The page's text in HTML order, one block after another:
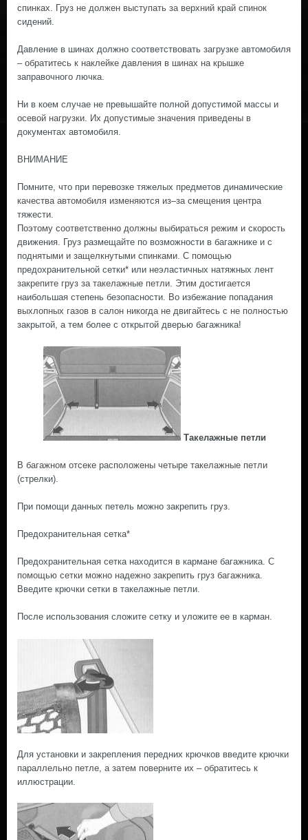
спинках. Груз не должен выступать за верхний край спинок
сидений.
Давление в шинах должно соответствовать загрузке автомобиля
– обратитесь к наклейке давления в шинах на крышке
заправочного лючка.
Ни в коем случае не превышайте полной допустимой массы и
осевой нагрузки. Их допустимые значения приведены в
документах автомобиля.
ВНИМАНИЕ
Помните, что при перевозке тяжелых предметов динамические
качества автомобиля изменяются из–за смещения центра
тяжести.
Поэтому соответственно должны выбираться режим и скорость
движения. Груз размещайте по возможности в багажнике и с
поднятыми и защелкнутыми спинками. С помощью
предохранительной сетки* или неэластичных натяжных лент
закрепите груз за такелажные петли. Этим достигается
наибольшая степень безопасности. Во избежание попадания
выхлопных газов в салон никогда не двигайтесь с не полностью
закрытой, а тем более с открытой дверью багажника!
Такелажные петли
В багажном отсеке расположены четыре такелажные петли
(стрелки).
При помощи данных петель можно закрепить груз.
Предохранительная сетка*
Предохранительная сетка находится в кармане багажника. С
помощью сетки можно надежно закрепить груз багажника.
Введите крючки сетки в такелажные петли.
После использования сложите сетку и уложите ее в карман.
Для установки и закрепления передних крючков введите крючки
параллельно петле, а затем поверните их – обратитесь к
иллюстрации.